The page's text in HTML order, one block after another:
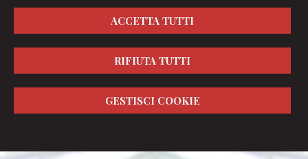
ACCETTA TUTTI
RIFIUTA TUTTI
GESTISCI COOKIE